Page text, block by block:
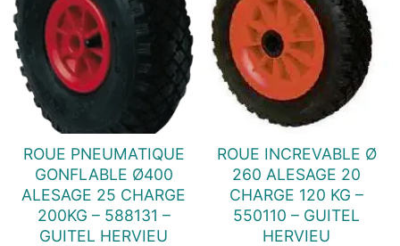
ROUE PNEUMATIQUE
GONFLABLE Ø400
ALESAGE 25 CHARGE
200KG – 588131 –
GUITEL HERVIEU
ROUE INCREVABLE Ø
260 ALESAGE 20
CHARGE 120 KG –
550110 – GUITEL
HERVIEU